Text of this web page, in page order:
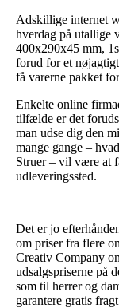
Adskillige internet
hverdag på utallige
400x290x45 mm,
forud for et
få varerne pakket
Enkelte online
tilfælde er det
man udse dig den
mange gange –
Struer – vil være at
udleveringssted.
Det er jo
om priser fra flere
Creativ Company
udsalgspriserne på
som til herrer og
garantere gratis